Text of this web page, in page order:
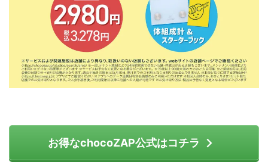
お得なchocoZAP公式はコチラ